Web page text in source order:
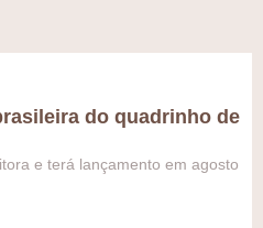
do quadrinho de
e terá lançamento em agosto